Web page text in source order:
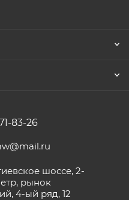
83-26
шоссе, 2-
рынок
4-ый ряд, 12